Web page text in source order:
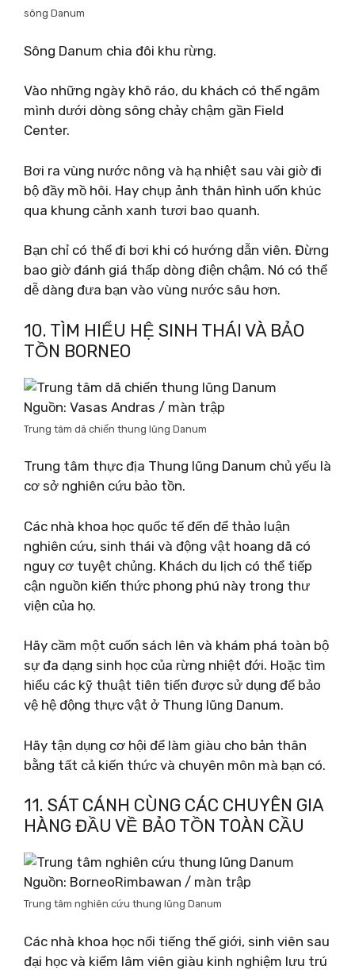
sông Danum
Sông Danum chia đôi khu rừng.
Vào những ngày khô ráo, du khách có thể ngâm
mình dưới dòng sông chảy chậm gần Field
Center.
Bơi ra vùng nước nông và hạ nhiệt sau vài giờ đi
bộ đầy mồ hôi. Hay chụp ảnh thân hình uốn khúc
qua khung cảnh xanh tươi bao quanh.
Bạn chỉ có thể đi bơi khi có hướng dẫn viên. Đừng
bao giờ đánh giá thấp dòng điện chậm. Nó có thể
dễ dàng đưa bạn vào vùng nước sâu hơn.
10. TÌM HIỂU HỆ SINH THÁI VÀ BẢO
TỒN BORNEO
Nguồn: Vasas Andras / màn trập
Trung tâm dã chiến thung lũng Danum
Trung tâm thực địa Thung lũng Danum chủ yếu là
cơ sở nghiên cứu bảo tồn.
Các nhà khoa học quốc tế đến để thảo luận
nghiên cứu, sinh thái và động vật hoang dã có
nguy cơ tuyệt chủng. Khách du lịch có thể tiếp
cận nguồn kiến ​​thức phong phú này trong thư
viện của họ.
Hãy cầm một cuốn sách lên và khám phá toàn bộ
sự đa dạng sinh học của rừng nhiệt đới. Hoặc tìm
hiểu các kỹ thuật tiên tiến được sử dụng để bảo
vệ hệ động thực vật ở Thung lũng Danum.
Hãy tận dụng cơ hội để làm giàu cho bản thân
bằng tất cả kiến ​​thức và chuyên môn mà bạn có.
11. SÁT CÁNH CÙNG CÁC CHUYÊN GIA
HÀNG ĐẦU VỀ BẢO TỒN TOÀN CẦU
Nguồn: BorneoRimbawan / màn trập
Trung tâm nghiên cứu thung lũng Danum
Các nhà khoa học nổi tiếng thế giới, sinh viên sau
đại học và kiểm lâm viên giàu kinh nghiệm lưu trú